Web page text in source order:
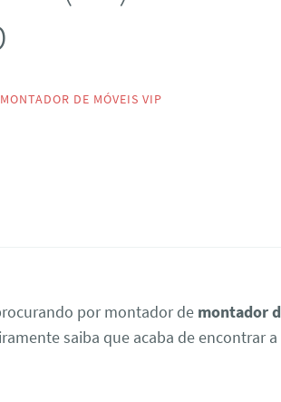
MONTADOR DE MÓVEIS VIP
por montador de montador
saiba que acaba de encontrar